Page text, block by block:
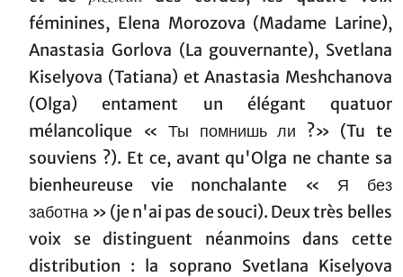
féminines, Elena Morozova (Madame Larine),
Anastasia Gorlova (La gouvernante), Svetlana
Kiselyova (Tatiana) et Anastasia Meshchanova
(Olga) entament un élégant quatuor
mélancolique « Ты помнишь ли ?» (Tu te
souviens ?). Et ce, avant qu'Olga ne chante sa
bienheureuse vie nonchalante « Я без
заботна » (je n'ai pas de souci). Deux très belles
voix se distinguent néanmoins dans cette
distribution : la soprano Svetlana Kiselyova